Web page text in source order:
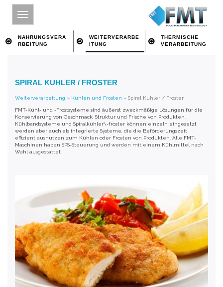
SITE INDEX
NAHRUNGSVERARBEITUNG
WEITERVERARBEITUNG
ÜBER SCHLÜSSELWORT SUCHEN
NAHRUNGSVERA
RBEITUNG
WEITERVERARBE
ITUNG
THERMISCHE
VERARBEITUNG
SPIRAL KUHLER / FROSTER
Weiterverarbeitung » Kühlen und Frosten » Spiral Kuhler / Froster
FMT-Kühl- und -Frostsysteme sind äußerst zweckmäßige Lösungen für die
Konservierung von Geschmack, Struktur und Frische von Produkten.
Kühlbandsysteme und Spiralkühler\-froster können einzeln eingesetzt
werden aber auch als integrierte Systeme, die die Beförderungszeit
effizient ausnutzen zum Kühlen oder Frosten von Produkten. Alle FMT-
Maschinen haben SPS-Steuerung und werden mit einem Kühlmittel nach
Wahl ausgestattet.